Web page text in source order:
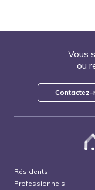
Vous
ou
Contactez-
Résidents
Professionnels